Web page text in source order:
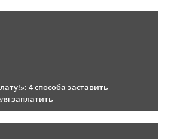
4 способа заставить
заплатить